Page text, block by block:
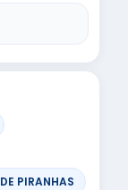
PIRANHAS